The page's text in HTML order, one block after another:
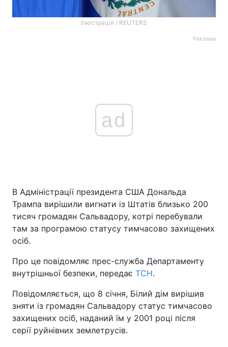
Ілюстрація / REUTERS
Реклама
ad
В Адміністрації президента США Дональда
Трампа вирішили вигнати із Штатів близько 200
тисяч громадян Сальвадору, котрі перебували
там за програмою статусу тимчасово захищених
осіб.
Про це повідомляє прес-служба Департаменту
внутрішньої безпеки, передає ТСН.
Повідомляється, що 8 січня, Білий дім вирішив
зняти із громадян Сальвадору статус тимчасово
захищених осіб, наданий їм у 2001 році після
серії руйнівних землетрусів.